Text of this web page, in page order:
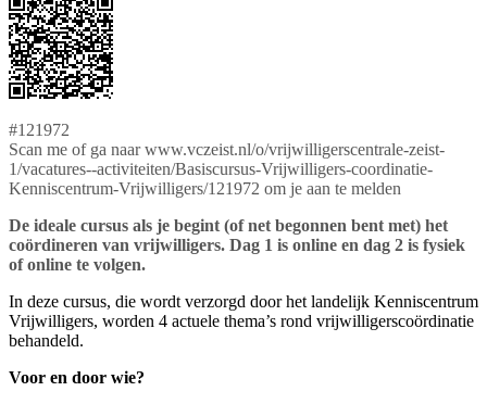
#121972
Scan me of ga naar www.vczeist.nl/o/vrijwilligerscentrale-zeist-
1/vacatures--activiteiten/Basiscursus-Vrijwilligers-coordinatie-
Kenniscentrum-Vrijwilligers/121972 om je aan te melden
De ideale cursus als je begint (of net begonnen bent met) het
coördineren van vrijwilligers. Dag 1 is online en dag 2 is fysiek
of online te volgen.
In deze cursus, die wordt verzorgd door het landelijk Kenniscentrum
Vrijwilligers, worden 4 actuele thema’s rond vrijwilligerscoördinatie
behandeld.
Voor en door wie?